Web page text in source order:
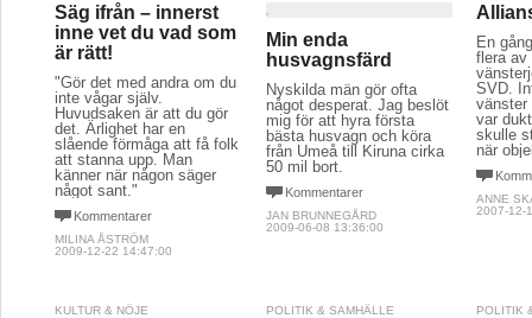
Säg ifrån – innerst
inne vet du vad som
är rätt!
"Gör det med andra om du
inte vågar själv.
Huvudsaken är att du gör
det. Ärlighet har en
slående förmåga att få folk
att stanna upp. Man
känner när någon säger
något sant."
Kommentarer
MILINA ÅSTRÖM
2009-12-22 14:47:00
Min enda
husvagnsfärd
Nyskilda män gör ofta
något desperat. Jag beslöt
mig för att hyra första
bästa husvagn och köra
från Umeå till Kiruna cirka
50 mil bort.
Kommentarer
JAN BRUNNEGÅRD
2009-06-08 13:36:00
En
flera av
SVD.
vänster
var
skulle
när
ANNE
2007-12-
KULTUR & NÖJE POLITIK & SAMHÄLLE POLITIK